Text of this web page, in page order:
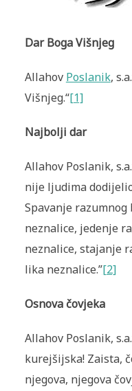
Dar Boga Višnjeg
Allahov Poslanik,
Višnjeg.“[1]
Najbolji dar
Allahov Poslanik,
nije ljudima
Spavanje
neznalice, jedenje
neznalice, stajanje
lika neznalice.”[2]
Osnova čovjeka
Allahov Poslanik,
kurejšijska! Zaista,
njegova, njegova